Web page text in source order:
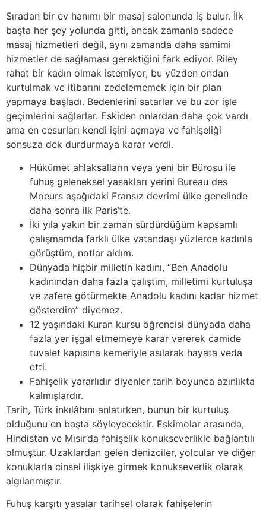
Sıradan bir ev hanımı bir masaj salonunda iş bulur. İlk
başta her şey yolunda gitti, ancak zamanla sadece
masaj hizmetleri değil, aynı zamanda daha samimi
hizmetler de sağlaması gerektiğini fark ediyor. Riley
rahat bir kadın olmak istemiyor, bu yüzden ondan
kurtulmak ve itibarını zedelememek için bir plan
yapmaya başladı. Bedenlerini satarlar ve bu zor işle
geçimlerini sağlarlar. Eskiden onlardan daha çok vardı
ama en cesurları kendi işini açmaya ve fahişeliği
sonsuza dek durdurmaya karar verdi.
Hükümet ahlaksalların veya yeni bir Bürosu ile
fuhuş geleneksel yasakları yerini Bureau des
Moeurs aşağıdaki Fransız devrimi ülke genelinde
daha sonra ilk Paris’te.
İki yıla yakın bir zaman sürdürdüğüm kapsamlı
çalışmamda farklı ülke vatandaşı yüzlerce kadınla
görüştüm, notlar aldım.
Dünyada hiçbir milletin kadını, “Ben Anadolu
kadınından daha fazla çalıştım, milletimi kurtuluşa
ve zafere götürmekte Anadolu kadını kadar hizmet
gösterdim” diyemez.
12 yaşındaki Kuran kursu öğrencisi dünyada daha
fazla yer işgal etmemeye karar vererek camide
tuvalet kapısına kemeriyle asılarak hayata veda
etti.
Fahişelik yararlıdır diyenler tarih boyunca azınlıkta
kalmışlardır.
Tarih, Türk inkılâbını anlatırken, bunun bir kurtuluş
olduğunu en başta söyleyecektir. Eskimolar arasında,
Hindistan ve Mısır’da fahişelik konukseverlikle bağlantılı
olmuştur. Uzaklardan gelen denizciler, yolcular ve diğer
konuklarla cinsel ilişkiye girmek konukseverlik olarak
algılanmıştır.
Fuhuş karşıtı yasalar tarihsel olarak fahişelerin